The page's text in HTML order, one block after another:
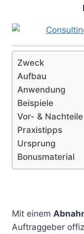
Zweck
Aufbau
Anwendung
Beispiele
Vor- & Nachteile
Praxistipps
Ursprung
Bonusmaterial
Mit einem
Auftraggeber